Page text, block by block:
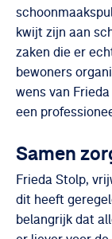
kwijt zijn aan
zaken die er
bewoners
wens van
een
Samen
Frieda Stolp,
dit heeft
belangrijk dat